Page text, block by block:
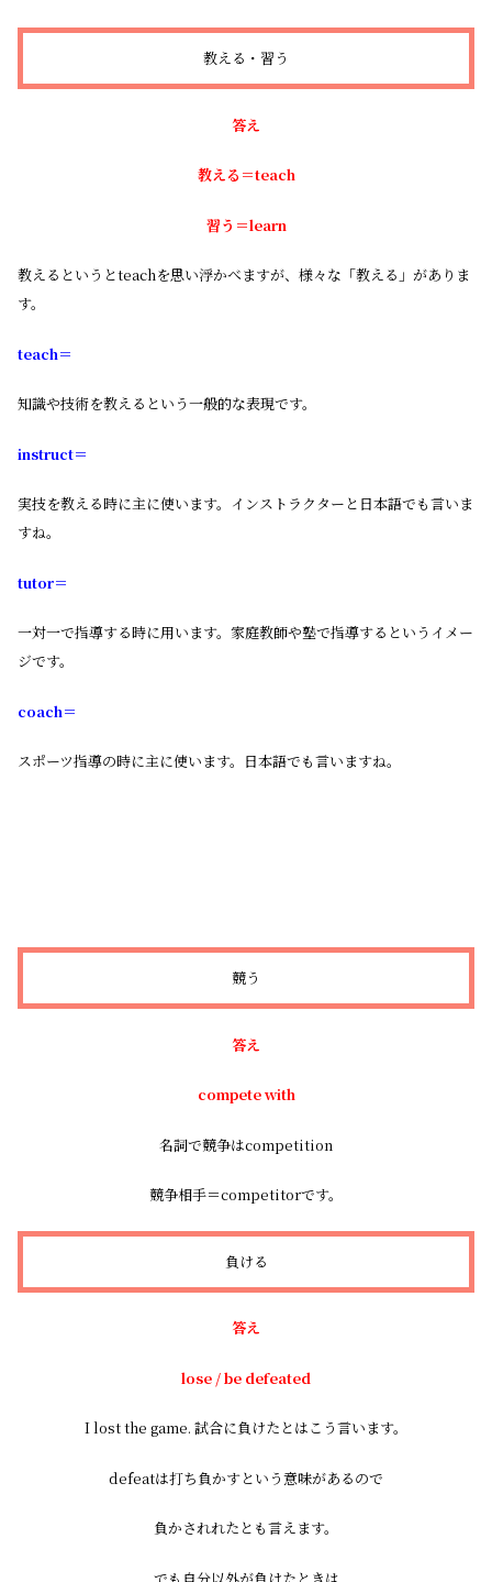
教える・習う
答え
教える＝teach
習う＝learn
教えるというとteachを思い浮かべますが、様々な「教える」がありま
す。
teach＝
知識や技術を教えるという一般的な表現です。
instruct＝
実技を教える時に主に使います。インストラクターと日本語でも言いま
すね。
tutor＝
一対一で指導する時に用います。家庭教師や塾で指導するというイメー
ジです。
coach＝
スポーツ指導の時に主に使います。日本語でも言いますね。
競う
答え
compete with
名詞で競争はcompetition
競争相手＝competitorです。
負ける
答え
lose / be defeated
I lost the game. 試合に負けたとはこう言います。
defeatは打ち負かすという意味があるので
負かされれたとも言えます。
でも自分以外が負けたときは